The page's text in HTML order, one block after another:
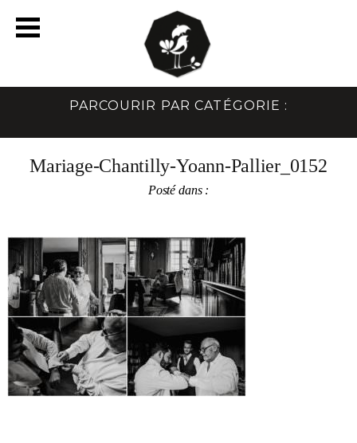
PARCOURIR PAR CATÉGORIE :
Mariage-Chantilly-Yoann-Pallier_0152
Posté dans :